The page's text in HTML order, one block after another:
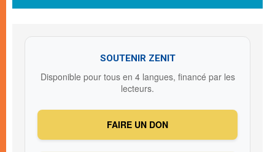
SOUTENIR ZENIT
Disponible pour tous en 4 langues, financé par les
lecteurs.
FAIRE UN DON